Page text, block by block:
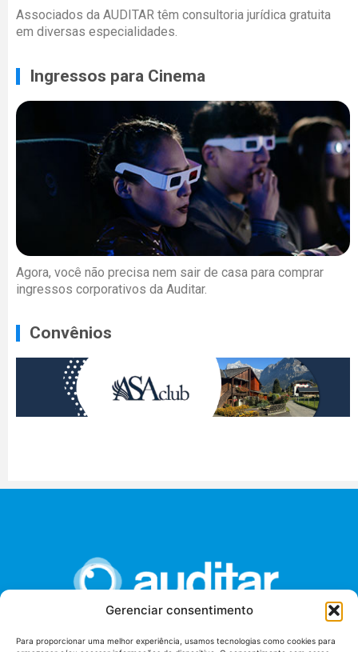
Gerenciar consentimento
Para proporcionar uma melhor experiência, usamos tecnologias como cookies para
Associados da AUDITAR têm consultoria jurídica gratuita
em diversas especialidades.
Ingressos para Cinema
Agora, você não precisa nem sair de casa para comprar
ingressos corporativos da Auditar.
Convênios